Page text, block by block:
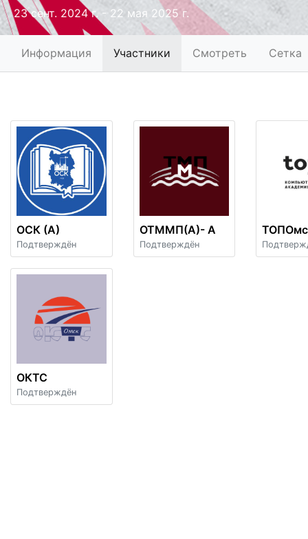
23 сент. 2024 г. - 22 мая 2025 г.
Информация Участники Смотреть Сетка
ОСК (А)
Подтверждён
ОТММП(А)- A
Подтверждён
ОКТС
Подтверждён